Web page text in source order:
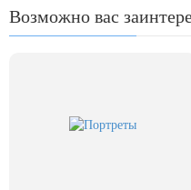
День рыбака (второе воскресенье
июля)
2 августа, День ВДВ
Возможно вас